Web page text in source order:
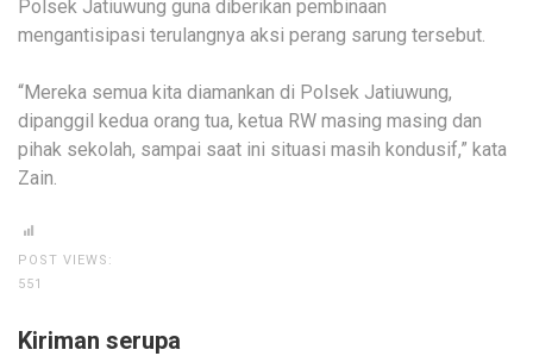
Polsek Jatiuwung guna diberikan pembinaan
mengantisipasi terulangnya aksi perang sarung tersebut.
“Mereka semua kita diamankan di Polsek Jatiuwung,
dipanggil kedua orang tua, ketua RW masing masing dan
pihak sekolah, sampai saat ini situasi masih kondusif,” kata
Zain.
POST VIEWS:
551
Kiriman serupa